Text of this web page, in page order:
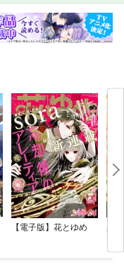
【電子版】花とゆめ
異
た
巣